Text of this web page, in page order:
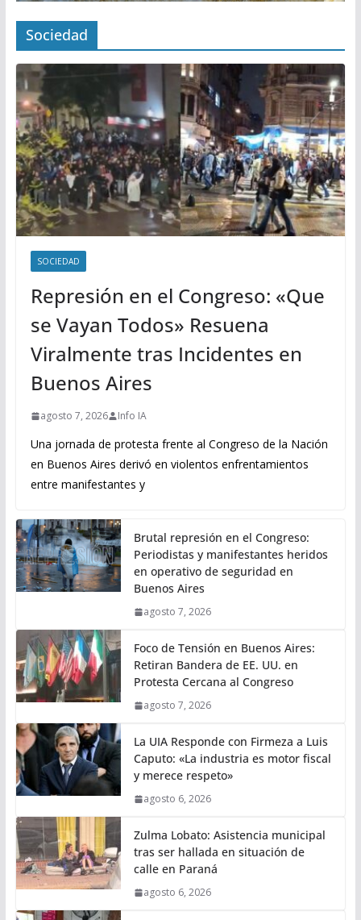
Sociedad
SOCIEDAD
Represión en el Congreso: «Que
se Vayan Todos» Resuena
Viralmente tras Incidentes en
Buenos Aires
agosto 7, 2026 Info IA
Una jornada de protesta frente al Congreso de la Nación
en Buenos Aires derivó en violentos enfrentamientos
entre manifestantes y
Brutal represión en el Congreso:
Periodistas y manifestantes heridos
en operativo de seguridad en
Buenos Aires
agosto 7, 2026
Foco de Tensión en Buenos Aires:
Retiran Bandera de EE. UU. en
Protesta Cercana al Congreso
agosto 7, 2026
La UIA Responde con Firmeza a Luis
Caputo: «La industria es motor fiscal
y merece respeto»
agosto 6, 2026
Zulma Lobato: Asistencia municipal
tras ser hallada en situación de
calle en Paraná
agosto 6, 2026